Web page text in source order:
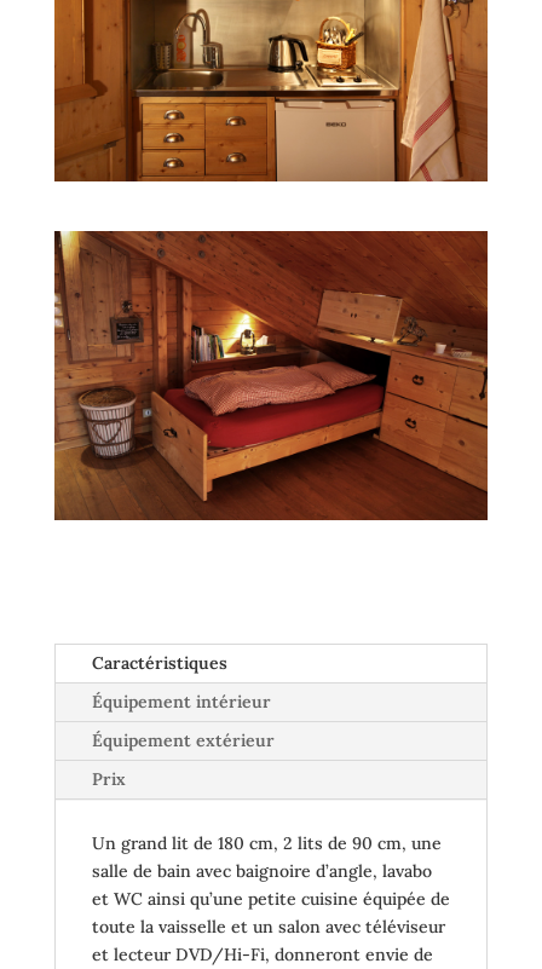
Caractéristiques
Équipement intérieur
Équipement extérieur
Prix
Un grand lit de 180 cm, 2 lits de 90 cm, une
salle de bain avec baignoire d’angle, lavabo
et WC ainsi qu’une petite cuisine équipée de
toute la vaisselle et un salon avec téléviseur
et lecteur DVD/Hi-Fi, donneront envie de